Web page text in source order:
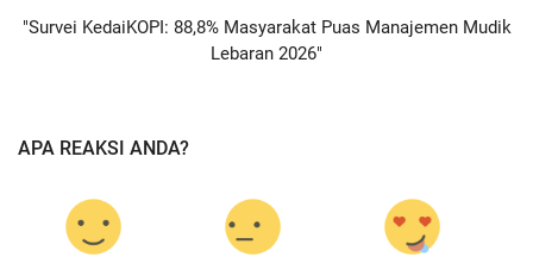
"Survei KedaiKOPI: 88,8% Masyarakat Puas Manajemen Mudik
Lebaran 2026"
APA REAKSI ANDA?